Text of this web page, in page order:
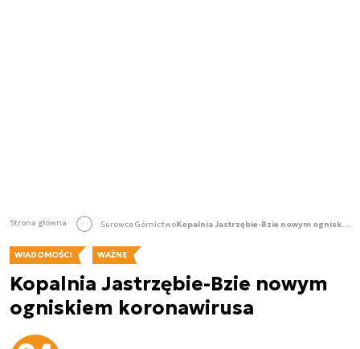
Strona główna SurowceGórnictwo Kopalnia Jastrzębie-Bzie nowym ogniskiem koronawirusa
WIADOMOŚCI WAŻNE
Kopalnia Jastrzębie-Bzie nowym
ogniskiem koronawirusa